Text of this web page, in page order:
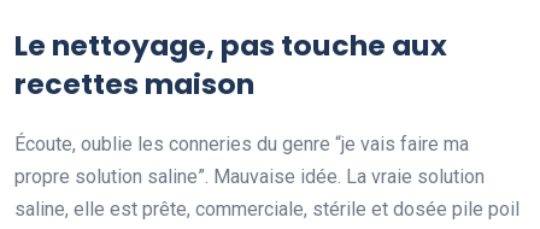
Le nettoyage, pas touche aux
recettes maison
Écoute, oublie les conneries du genre “je vais faire ma
propre solution saline”. Mauvaise idée. La vraie solution
saline, elle est prête, commerciale, stérile et dosée pile poil